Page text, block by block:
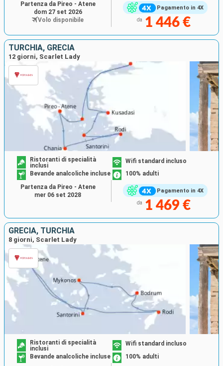
Pagamento in 4X
da 1 446 €
Partenza da Pireo - Atene
dom 27 set 2026
Volo disponibile
TURCHIA, GRECIA
12 giorni, Scarlet Lady
Pagamento in 4X
Ristoranti di specialità
inclusi
Wifi standard incluso
Bevande analcoliche incluse
100% adulti
da 1 469 €
Partenza da Pireo - Atene
mer 06 set 2028
GRECIA, TURCHIA
8 giorni, Scarlet Lady
Ristoranti di specialità
inclusi
Wifi standard incluso
Bevande analcoliche incluse
100% adulti